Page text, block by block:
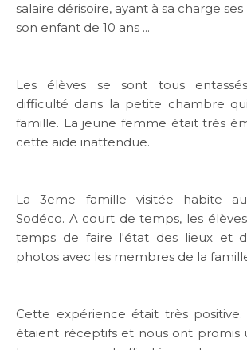
Links
Privacy Policy
salaire dérisoire, ayant à sa charge
son enfant de 10 ans ...
Les élèves se sont tous
difficulté dans la petite chambre
famille. La jeune femme était très
cette aide inattendue.
La 3eme famille visitée habite
Sodéco. A court de temps, les
temps de faire l'état des lieux et
photos avec les membres de la
Cette expérience était très
étaient réceptifs et nous ont promis